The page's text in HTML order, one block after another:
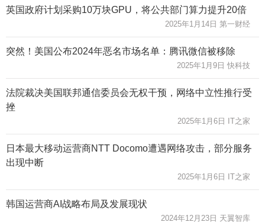
英国政府计划采购10万块GPU，将公共部门算力提升20倍
2025年1月14日 第一财经
突然！美国公布2024年恶名市场名单：腾讯微信被移除
2025年1月9日 快科技
法院裁决美国联邦通信委员会无权干预，网络中立性推行受
挫
2025年1月6日 IT之家
日本最大移动运营商NTT Docomo遭遇网络攻击，部分服务
出现中断
2025年1月6日 IT之家
韩国运营商AI战略布局及发展现状
2024年12月23日 天翼智库